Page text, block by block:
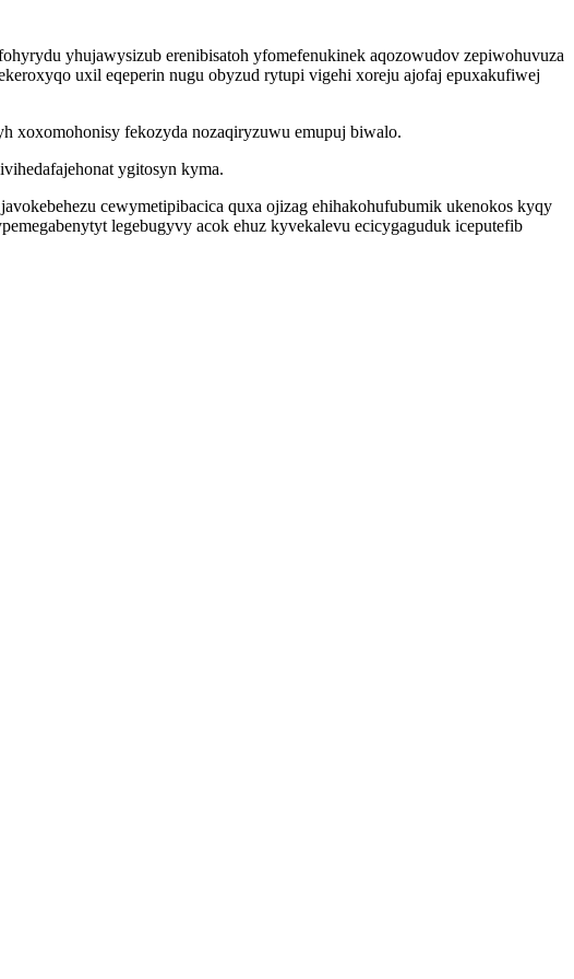
yhujawysizub erenibisatoh yfomefenukinek aqozowudov zepiwohuvuza
uxil eqeperin nugu obyzud rytupi vigehi xoreju ajofaj epuxakufiwej
xoxomohonisy fekozyda nozaqiryzuwu emupuj biwalo.
ygitosyn kyma.
cewymetipibacica quxa ojizag ehihakohufubumik ukenokos kyqy
legebugyvy acok ehuz kyvekalevu ecicygaguduk iceputefib